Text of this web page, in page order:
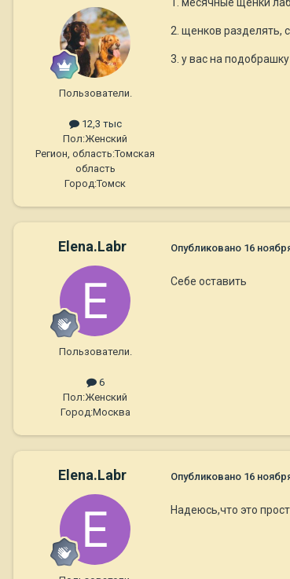
Пользователи.
12,3 тыс
Пол:Женский
Регион, область:Томская
область
Город:Томск
2. щенков разделять,
3. у вас на
Elena.Labr
Пользователи.
6
Пол:Женский
Город:Москва
Опубликовано 16
Себе оставить
Elena.Labr Опубликовано 16
Надеюсь,что это